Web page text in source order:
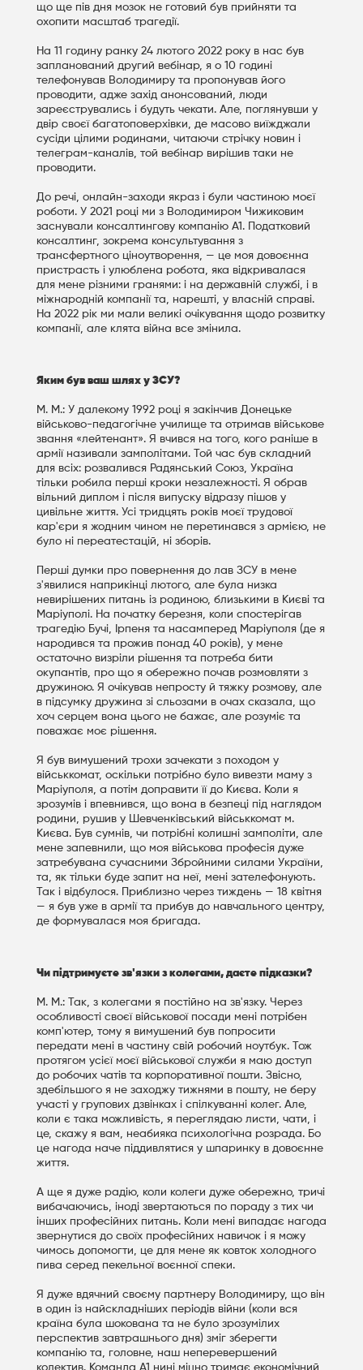
що ще пів дня мозок не готовий був прийняти та
охопити масштаб трагедії.
На 11 годину ранку 24 лютого 2022 року в нас був
запланований другий вебінар, я о 10 годині
телефонував Володимиру та пропонував його
проводити, адже захід анонсований, люди
зареєструвались і будуть чекати. Але, поглянувши у
двір своєї багатоповерхівки, де масово виїжджали
сусіди цілими родинами, читаючи стрічку новин і
телеграм-каналів, той вебінар вирішив таки не
проводити.
До речі, онлайн-заходи якраз і були частиною моєї
роботи. У 2021 році ми з Володимиром Чижиковим
заснували консалтингову компанію А1. Податковий
консалтинг, зокрема консультування з
трансфертного ціноутворення, — це моя довоєнна
пристрасть і улюблена робота, яка відкривалася
для мене різними гранями: і на державній службі, і в
міжнародній компанії та, нарешті, у власній справі.
На 2022 рік ми мали великі очікування щодо розвитку
компанії, але клята війна все змінила.
Яким був ваш шлях у ЗСУ?
М. М.: У далекому 1992 році я закінчив Донецьке
військово-педагогічне училище та отримав військове
звання «лейтенант». Я вчився на того, кого раніше в
армії називали замполітами. Той час був складний
для всіх: розвалився Радянський Союз, Україна
тільки робила перші кроки незалежності. Я обрав
вільний диплом і після випуску відразу пішов у
цивільне життя. Усі тридцять років моєї трудової
кар'єри я жодним чином не перетинався з армією, не
було ні переатестацій, ні зборів.
Перші думки про повернення до лав ЗСУ в мене
з'явилися наприкінці лютого, але була низка
невирішених питань із родиною, близькими в Києві та
Маріуполі. На початку березня, коли спостерігав
трагедію Бучі, Ірпеня та насамперед Маріуполя (де я
народився та прожив понад 40 років), у мене
остаточно визріли рішення та потреба бити
окупантів, про що я обережно почав розмовляти з
дружиною. Я очікував непросту й тяжку розмову, але
в підсумку дружина зі сльозами в очах сказала, що
хоч серцем вона цього не бажає, але розуміє та
поважає моє рішення.
Я був вимушений трохи зачекати з походом у
військкомат, оскільки потрібно було вивезти маму з
Маріуполя, а потім доправити її до Києва. Коли я
зрозумів і впевнився, що вона в безпеці під наглядом
родини, рушив у Шевченківський військкомат м.
Києва. Був сумнів, чи потрібні колишні замполіти, але
мене запевнили, що моя військова професія дуже
затребувана сучасними Збройними силами України,
та, як тільки буде запит на неї, мені зателефонують.
Так і відбулося. Приблизно через тиждень — 18 квітня
— я був уже в армії та прибув до навчального центру,
де формувалася моя бригада.
Чи підтримуєте зв'язки з колегами, даєте підказки?
М. М.: Так, з колегами я постійно на зв'язку. Через
особливості своєї військової посади мені потрібен
комп'ютер, тому я вимушений був попросити
передати мені в частину свій робочий ноутбук. Тож
протягом усієї моєї військової служби я маю доступ
до робочих чатів та корпоративної пошти. Звісно,
здебільшого я не заходжу тижнями в пошту, не беру
участі у групових дзвінках і спілкуванні колег. Але,
коли є така можливість, я переглядаю листи, чати, і
це, скажу я вам, неабияка психологічна розрада. Бо
це нагода наче піддивлятися у шпаринку в довоєнне
життя.
А ще я дуже радію, коли колеги дуже обережно, тричі
вибачаючись, іноді звертаються по пораду з тих чи
інших професійних питань. Коли мені випадає нагода
звернутися до своїх професійних навичок і я можу
чимось допомогти, це для мене як ковток холодного
пива серед пекельної воєнної спеки.
Я дуже вдячний своєму партнеру Володимиру, що він
в один із найскладніших періодів війни (коли вся
країна була шокована та не було зрозумілих
перспектив завтрашнього дня) зміг зберегти
компанію та, головне, наш неперевершений